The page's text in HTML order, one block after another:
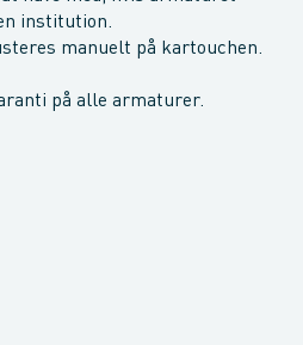
institution.
manuelt på kartouchen.
på alle armaturer.